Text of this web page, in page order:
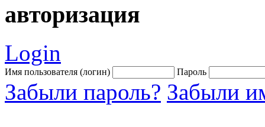
авторизация
Login
Имя пользователя (логин) Пароль
Забыли пароль? Забыли